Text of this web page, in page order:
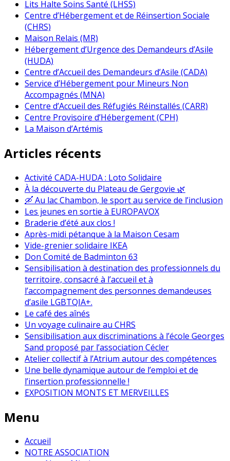
Lits Halte Soins Santé (LHSS)
Centre d’Hébergement et de Réinsertion Sociale
(CHRS)
Maison Relais (MR)
Hébergement d’Urgence des Demandeurs d’Asile
(HUDA)
Centre d’Accueil des Demandeurs d’Asile (CADA)
Service d’Hébergement pour Mineurs Non
Accompagnés (MNA)
Centre d’Accueil des Réfugiés Réinstallés (CARR)
Centre Provisoire d’Hébergement (CPH)
La Maison d’Artémis
Articles récents
Activité CADA-HUDA : Loto Solidaire
À la découverte du Plateau de Gergovie 🌿
🛶 Au lac Chambon, le sport au service de l’inclusion
Les jeunes en sortie à EUROPAVOX
Braderie d’été aux clos !
Après-midi pétanque à la Maison Cesam
Vide-grenier solidaire IKEA
Don Comité de Badminton 63
Sensibilisation à destination des professionnels du
territoire, consacré à l’accueil et à
l’accompagnement des personnes demandeuses
d’asile LGBTQIA+.
Le café des aînés
Un voyage culinaire au CHRS
Sensibilisation aux discriminations à l’école Georges
Sand proposé par l’association Cécler
Atelier collectif à l’Atrium autour des compétences
Une belle dynamique autour de l’emploi et de
l’insertion professionnelle !
EXPOSITION MONTS ET MERVEILLES
Menu
Accueil
NOTRE ASSOCIATION